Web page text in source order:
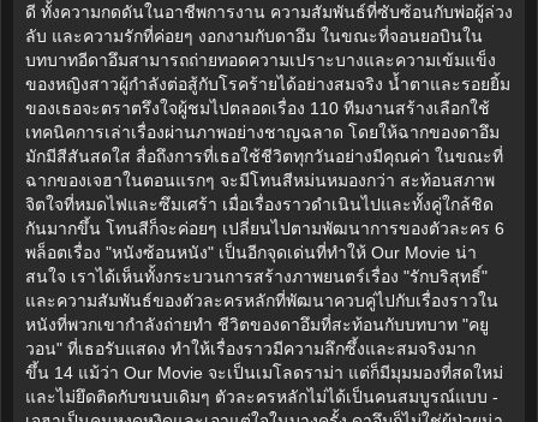
ดี ทั้งความกดดันในอาชีพการงาน ความสัมพันธ์ที่ซับซ้อนกับพ่อผู้ล่วง
ลับ และความรักที่ค่อยๆ งอกงามกับดาอึม ในขณะที่จอนยอบินใน
บทบาทอีดาอึมสามารถถ่ายทอดความเปราะบางและความเข้มแข็ง
ของหญิงสาวผู้กำลังต่อสู้กับโรคร้ายได้อย่างสมจริง น้ำตาและรอยยิ้ม
ของเธอจะตราตรึงใจผู้ชมไปตลอดเรื่อง 110 ทีมงานสร้างเลือกใช้
เทคนิคการเล่าเรื่องผ่านภาพอย่างชาญฉลาด โดยให้ฉากของดาอึม
มักมีสีสันสดใส สื่อถึงการที่เธอใช้ชีวิตทุกวันอย่างมีคุณค่า ในขณะที่
ฉากของเจฮาในตอนแรกๆ จะมีโทนสีหม่นหมองกว่า สะท้อนสภาพ
จิตใจที่หมดไฟและซึมเศร้า เมื่อเรื่องราวดำเนินไปและทั้งคู่ใกล้ชิด
กันมากขึ้น โทนสีก็จะค่อยๆ เปลี่ยนไปตามพัฒนาการของตัวละคร 6
พล็อตเรื่อง "หนังซ้อนหนัง" เป็นอีกจุดเด่นที่ทำให้ Our Movie น่า
สนใจ เราได้เห็นทั้งกระบวนการสร้างภาพยนตร์เรื่อง "รักบริสุทธิ์"
และความสัมพันธ์ของตัวละครหลักที่พัฒนาควบคู่ไปกับเรื่องราวใน
หนังที่พวกเขากำลังถ่ายทำ ชีวิตของดาอึมที่สะท้อนกับบทบาท "คยู
วอน" ที่เธอรับแสดง ทำให้เรื่องราวมีความลึกซึ้งและสมจริงมาก
ขึ้น 14 แม้ว่า Our Movie จะเป็นเมโลดราม่า แต่ก็มีมุมมองที่สดใหม่
และไม่ยึดติดกับขนบเดิมๆ ตัวละครหลักไม่ได้เป็นคนสมบูรณ์แบบ -